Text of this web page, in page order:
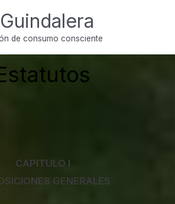
de consumo consciente
CAPITULO I
GENERALES